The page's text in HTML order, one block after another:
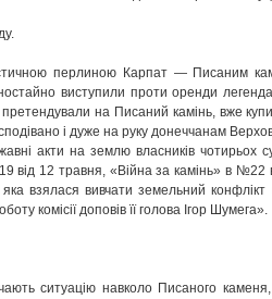
перлиною Карпат — Писаним
виступили проти оренди
на Писаний камінь, вже
і дуже на руку донеччанам
акти на землю власників чотирьох
від 12 травня, «Війна за камінь» в №22
яка взялася вивчати земельний
комісії доповів її голова Ігор Шумега».
ситуацію навколо Писаного